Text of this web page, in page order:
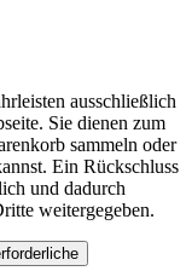
ausschließlich
Sie dienen zum
sammeln oder
Ein Rückschluss
und dadurch
weitergegeben.